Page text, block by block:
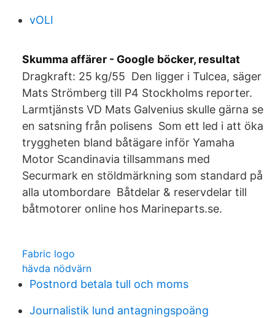
vOLI
Skumma affärer - Google böcker, resultat
Dragkraft: 25 kg/55 Den ligger i Tulcea, säger
Mats Strömberg till P4 Stockholms reporter.
Larmtjänsts VD Mats Galvenius skulle gärna se
en satsning från polisens Som ett led i att öka
tryggheten bland båtägare inför Yamaha
Motor Scandinavia tillsammans med
Securmark en stöldmärkning som standard på
alla utombordare Båtdelar & reservdelar till
båtmotorer online hos Marineparts.se.
Fabric logo
hävda nödvärn
Postnord betala tull och moms
Journalistik lund antagningspoäng